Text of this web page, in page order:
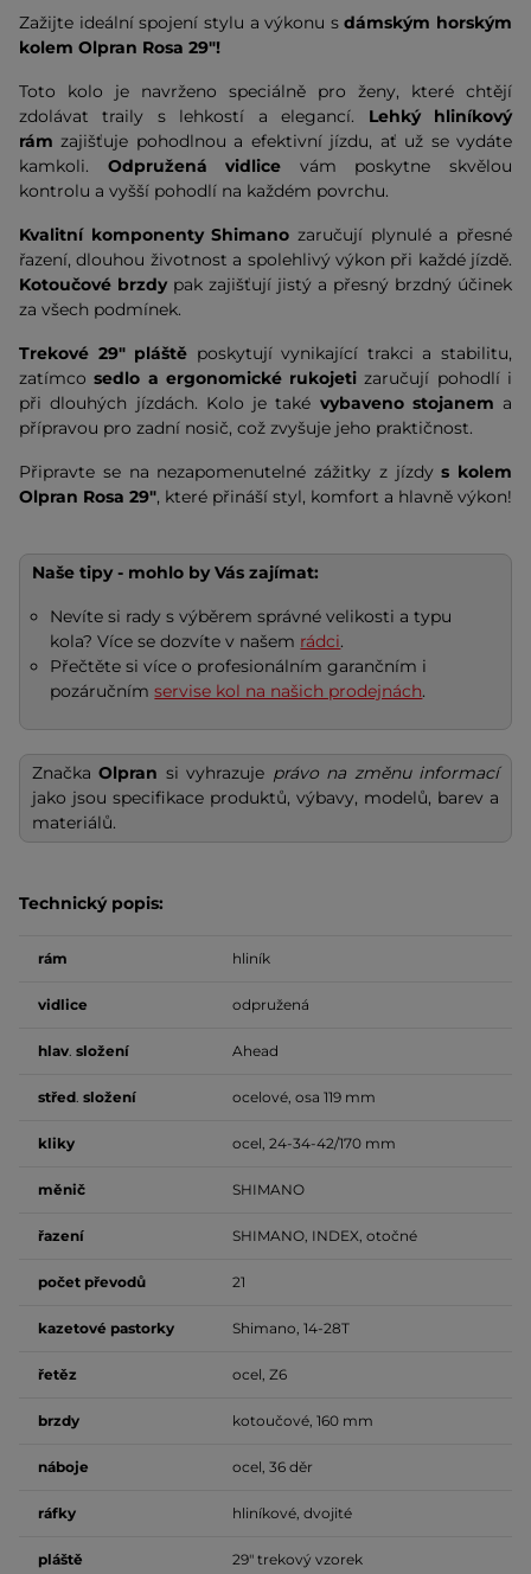
Zažijte ideální spojení stylu a výkonu sdámským horským
kolem Olpran Rosa 29"!
Toto kolo je navrženo speciálně pro ženy, které chtějí
zdolávat traily s lehkostí a elegancí. Lehký hliníkový
rám zajišťuje pohodlnou a efektivní jízdu, ať už se vydáte
kamkoli. Odpružená vidlice vám poskytne skvělou
kontrolu a vyšší pohodlí na každém povrchu.
Kvalitní komponenty Shimano zaručují plynulé a přesné
řazení, dlouhou životnost a spolehlivý výkon při každé jízdě.
Kotoučové brzdy pak zajišťují jistý a přesný brzdný účinek
za všech podmínek.
Trekové 29" pláště poskytují vynikající trakci a stabilitu,
zatímcosedlo a ergonomické rukojetizaručují pohodlí i
při dlouhých jízdách. Kolo je také vybaveno stojanem a
přípravou pro zadní nosič, což zvyšuje jeho praktičnost.
Připravte se na nezapomenutelné zážitky z jízdys kolem
Olpran Rosa 29", které přináší styl, komfort a hlavně výkon!
Naše tipy - mohlo by Vás zajímat:
Nevíte si rady s výběrem správné velikosti a typu
kola? Více se dozvíte v našem rádci.
Přečtěte si více o profesionálním garančním i
pozáručnímservise kol na našich prodejnách.
ZnačkaOlpran si vyhrazuje právo na změnu informací
jako jsou specifikace produktů, výbavy, modelů, barev a
materiálů.
Technický popis:
rám hliník
vidlice odpružená
hlav. složení Ahead
střed. složení ocelové, osa 119 mm
kliky ocel, 24-34-42/170 mm
měnič SHIMANO
řazení SHIMANO, INDEX, otočné
počet převodů 21
kazetové pastorky Shimano, 14-28T
řetěz ocel, Z6
brzdy kotoučové, 160 mm
náboje ocel, 36 děr
ráfky hliníkové, dvojité
pláště 29" trekový vzorek